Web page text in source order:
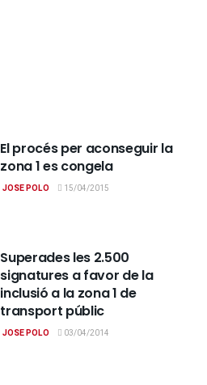
El procés per aconseguir la
zona 1 es congela
JOSE POLO 15/04/2015
Superades les 2.500
signatures a favor de la
inclusió a la zona 1 de
transport públic
JOSE POLO 03/04/2014